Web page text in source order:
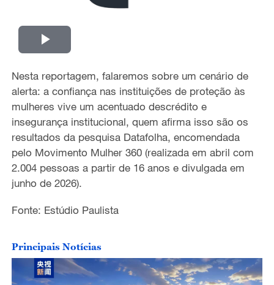
P
l
a
y
V
i
d
e
o
Nesta reportagem, falaremos sobre um cenário de
alerta: a confiança nas instituições de proteção às
mulheres vive um acentuado descrédito e
insegurança institucional, quem afirma isso são os
resultados da pesquisa Datafolha, encomendada
pelo Movimento Mulher 360 (realizada em abril com
2.004 pessoas a partir de 16 anos e divulgada em
junho de 2026).
Fonte: Estúdio Paulista
Principais Notícias